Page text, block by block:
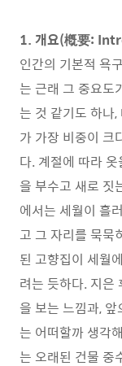
1. 개요(槪要:
인간의 기본적 욕
는 근래 그 중요도
는 것 같기도 하나
가 가장 비중이 크
다. 계절에 따라
을 부수고 새로 짓
에서는 세월이 흘
고 그 자리를 묵묵
된 고향집이 세월
려는 듯하다. 지은
을 보는 느낌과,
는 어떠할까 생각
는 오래된 건물 중